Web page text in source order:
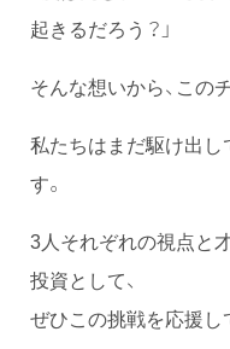
起きるだろう？」
そんな想いから、この
私たちはまだ駆け出し
す。
3人それぞれの視点と
投資として、
ぜひこの挑戦を応援し